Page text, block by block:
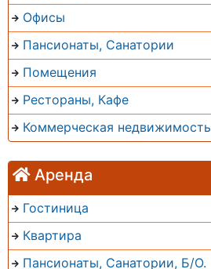
Офисы
Пансионаты, Санатории
Помещения
Рестораны, Кафе
Коммерческая недвижимость
Аренда
Гостиница
Квартира
Пансионаты, Санатории, Б/О.